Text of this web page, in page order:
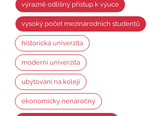
výrazně odlišný přístup k výuce
vysoký počet mezinárodních studentů
historická univerzita
moderní univerzita
ubytování na koleji
ekonomicky nenáročný